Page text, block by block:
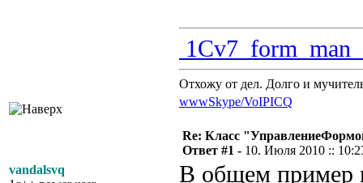
Отхожу от дел. Долго и
wwwSkype/VoIPICQ
vandalsvq
Re: Класс
Ответ #1 - 10. Июля 2010 ::
В общем пример